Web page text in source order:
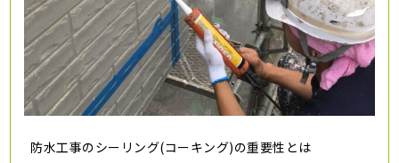
防水工事のシーリング(コーキング)の重要性とは